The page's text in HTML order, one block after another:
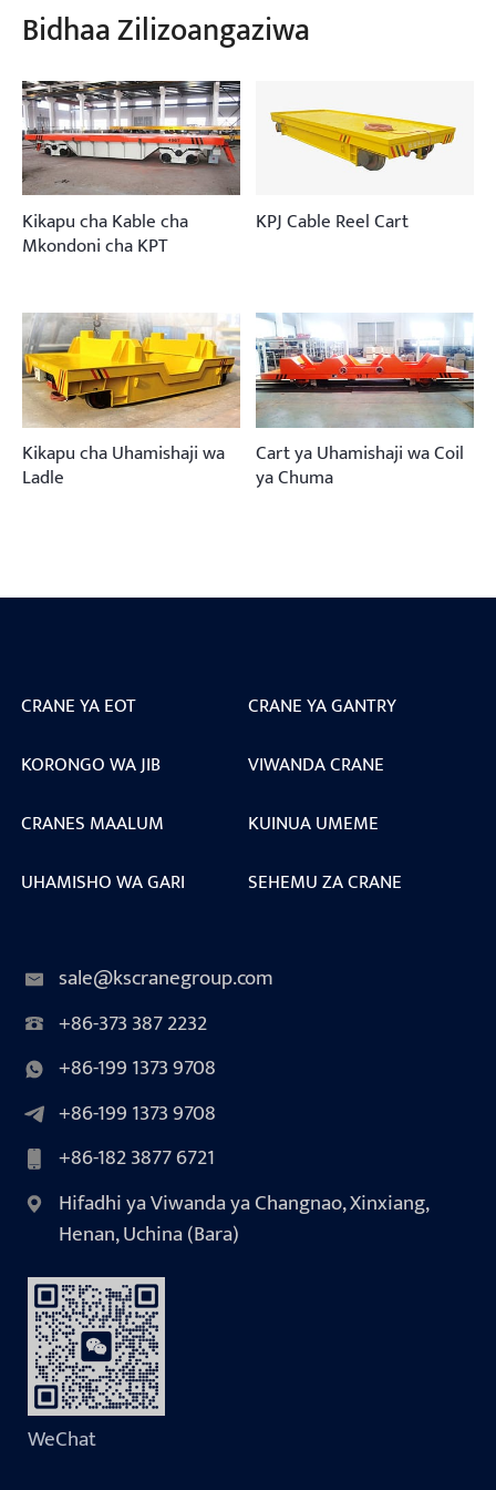
Bidhaa Zilizoangaziwa
Kikapu cha Kable cha
Mkondoni cha KPT
KPJ Cable Reel Cart
Kikapu cha Uhamishaji wa
Ladle
Cart ya Uhamishaji wa Coil
ya Chuma
CRANE YA EOT
CRANE YA GANTRY
KORONGO WA JIB
VIWANDA CRANE
CRANES MAALUM
KUINUA UMEME
UHAMISHO WA GARI
SEHEMU ZA CRANE
sale@kscranegroup.com
+86-373 387 2232
+86-199 1373 9708
+86-199 1373 9708
+86-182 3877 6721
Hifadhi ya Viwanda ya Changnao, Xinxiang,
Henan, Uchina (Bara)
WeChat